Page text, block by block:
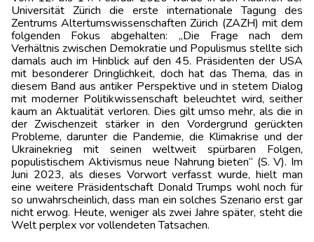
Universität Zürich die erste internationale Tagung des
Zentrums Altertumswissenschaften Zürich (ZAZH) mit dem
folgenden Fokus abgehalten: „Die Frage nach dem
Verhältnis zwischen Demokratie und Populismus stellte sich
damals auch im Hinblick auf den 45. Präsidenten der USA
mit besonderer Dringlichkeit, doch hat das Thema, das in
diesem Band aus antiker Perspektive und in stetem Dialog
mit moderner Politikwissenschaft beleuchtet wird, seither
kaum an Aktualität verloren. Dies gilt umso mehr, als die in
der Zwischenzeit stärker in den Vordergrund gerückten
Probleme, darunter die Pandemie, die Klimakrise und der
Ukrainekrieg mit seinen weltweit spürbaren Folgen,
populistischem Aktivismus neue Nahrung bieten“ (S. V). Im
Juni 2023, als dieses Vorwort verfasst wurde, hielt man
eine weitere Präsidentschaft Donald Trumps wohl noch für
so unwahrscheinlich, dass man ein solches Szenario erst gar
nicht erwog. Heute, weniger als zwei Jahre später, steht die
Welt perplex vor vollendeten Tatsachen.